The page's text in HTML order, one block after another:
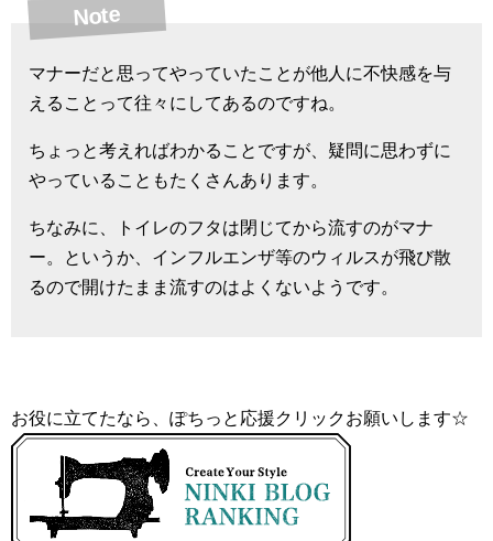
Note
マナーだと思ってやっていたことが他人に不快感を与
えることって往々にしてあるのですね。
ちょっと考えればわかることですが、疑問に思わずに
やっていることもたくさんあります。
ちなみに、トイレのフタは閉じてから流すのがマナ
ー。というか、インフルエンザ等のウィルスが飛び散
るので開けたまま流すのはよくないようです。
お役に立てたなら、ぽちっと応援クリックお願いします☆